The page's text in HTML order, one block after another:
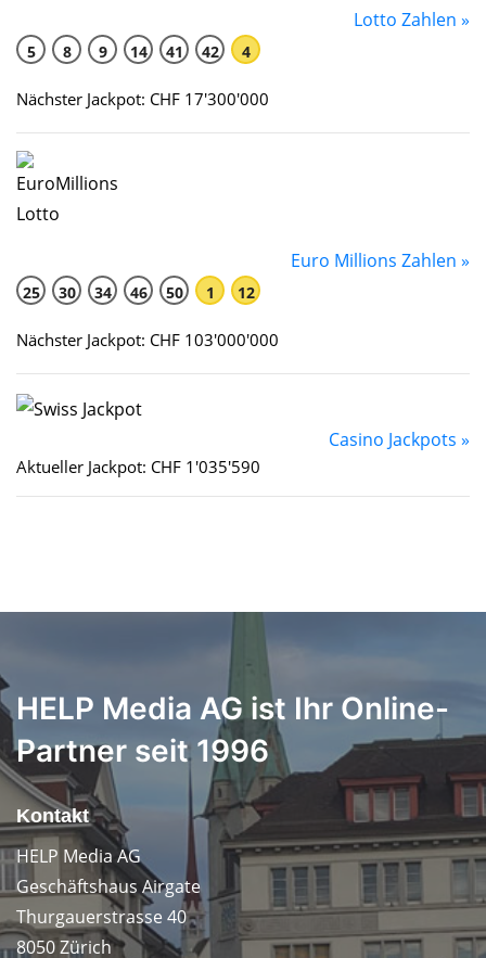
Lotto Zahlen »
5 8 9 14 41 42 4
Nächster Jackpot: CHF 17'300'000
Euro Millions Zahlen »
25 30 34 46 50 1 12
Nächster Jackpot: CHF 103'000'000
Casino Jackpots »
Aktueller Jackpot: CHF 1'035'590
HELP Media AG ist Ihr Online-
Partner seit 1996
Kontakt
HELP Media AG
Geschäftshaus Airgate
Thurgauerstrasse 40
8050 Zürich